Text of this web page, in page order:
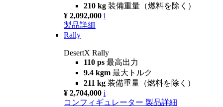
210 kg 装備重量（燃料を除く）
¥ 2,092,000 i
製品詳細
Rally
DesertX Rally
110 ps 最高出力
9.4 kgm 最大トルク
211 kg 装備重量（燃料を除く）
¥ 2,704,000 i
コンフィギュレーター 製品詳細